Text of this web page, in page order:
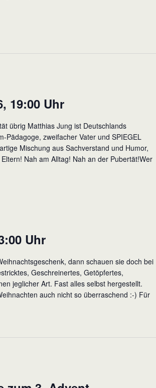
19:00 Uhr
übrig Matthias Jung ist Deutschlands
Pädagoge, zweifacher Vater und SPIEGEL
Mischung aus Sachverstand und Humor,
Nah am Alltag! Nah an der Pubertät!Wer
Uhr
dann schauen sie doch bei
Geschreinertes, Getöpfertes,
jeglicher Art. Fast alles selbst hergestellt.
auch nicht so überraschend :-) Für